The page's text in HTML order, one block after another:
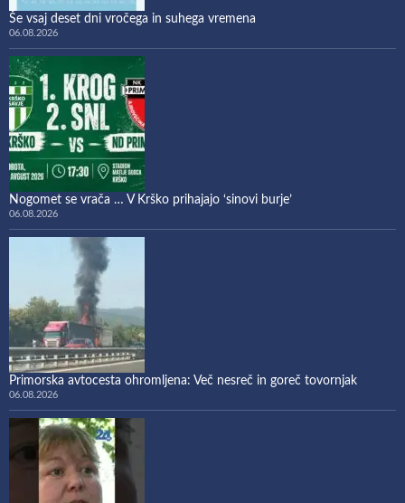
Še vsaj deset dni vročega in suhega vremena
06.08.2026
Nogomet se vrača … V Krško prihajajo ‘sinovi burje’
06.08.2026
Primorska avtocesta ohromljena: Več nesreč in goreč tovornjak
06.08.2026